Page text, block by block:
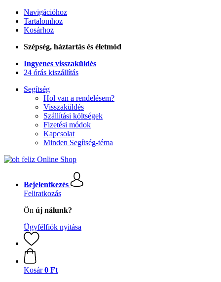
Navigációhoz
Tartalomhoz
Kosárhoz
Szépség, háztartás és életmód
Ingyenes visszaküldés
24 órás kiszállítás
Segítség
Hol van a rendelésem?
Visszaküldés
Szállítási költségek
Fizetési módok
Kapcsolat
Minden Segítség-téma
Bejelentkezés
Feliratkozás
Ön új nálunk?
Ügyfélfiók nyitása
Kosár 0 Ft